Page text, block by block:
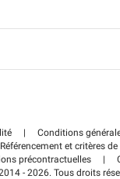
FLOW
|
Conditions
Référencement et critères
précontractuelles |
- 2026. Tous droits